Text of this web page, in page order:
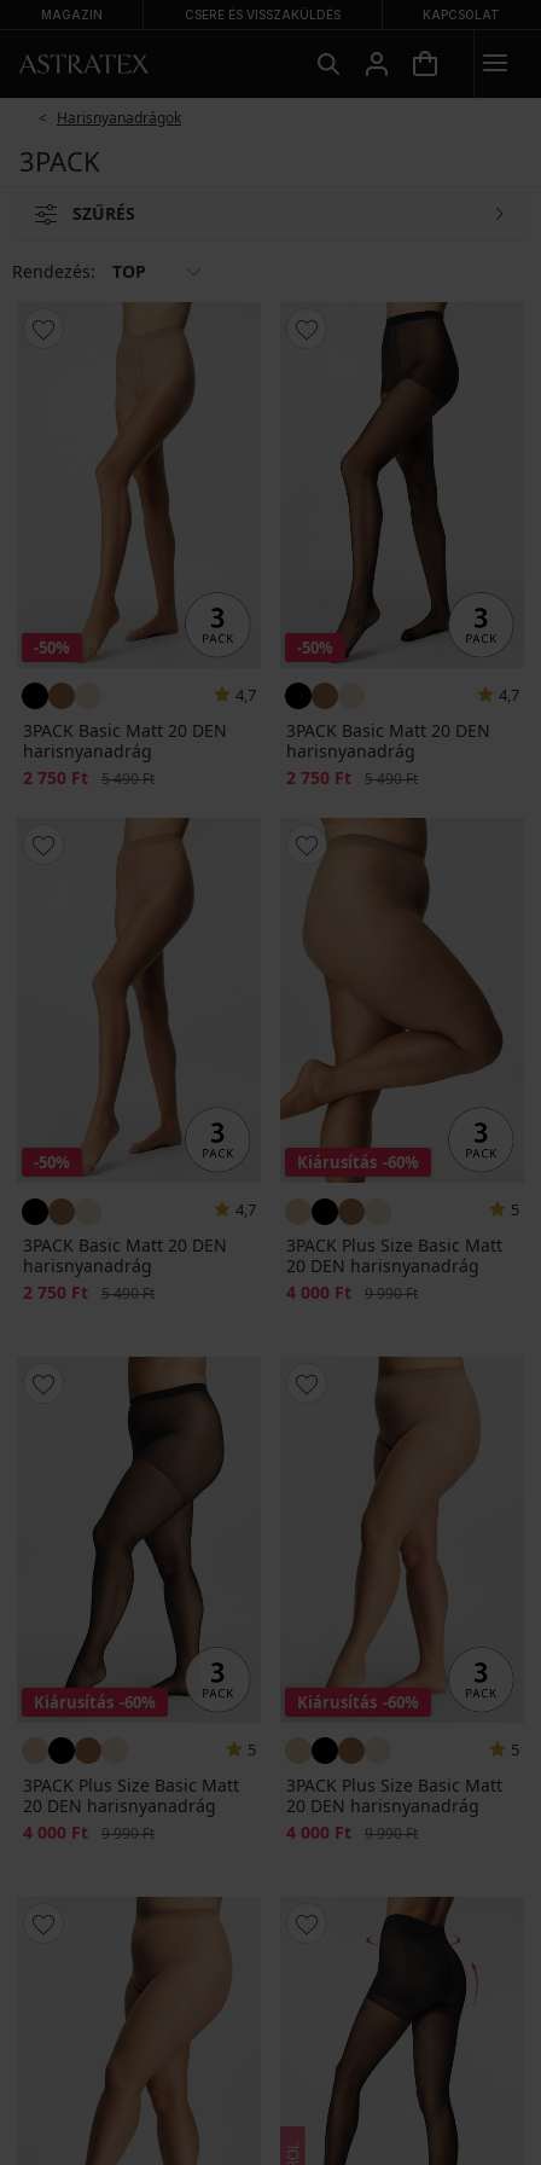
MAGAZIN CSERE ÉS VISSZAKÜLDÉS KAPCSOLAT
Harisnyanadrágok
3PACK
SZŰRÉS
Rendezés: TOP
-50%
4,7
3PACK Basic Matt 20 DEN
harisnyanadrág
Kedvezmény
2 750 Ft Eredeti ár
5 490 Ft
-50%
4,7
3PACK Basic Matt 20 DEN
harisnyanadrág
Kedvezmény
2 750 Ft Eredeti ár
5 490 Ft
-50%
4,7
3PACK Basic Matt 20 DEN
harisnyanadrág
Kedvezmény
2 750 Ft Eredeti ár
5 490 Ft
Kiárusítás -60%
5
3PACK Plus Size Basic Matt
20 DEN harisnyanadrág
Kedvezmény
4 000 Ft Eredeti ár
9 990 Ft
Kiárusítás -60%
5
3PACK Plus Size Basic Matt
20 DEN harisnyanadrág
Kedvezmény
4 000 Ft Eredeti ár
9 990 Ft
Kiárusítás -60%
5
3PACK Plus Size Basic Matt
20 DEN harisnyanadrág
Kedvezmény
4 000 Ft Eredeti ár
9 990 Ft